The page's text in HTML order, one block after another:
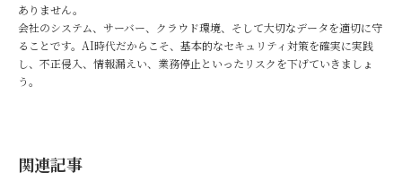
ありません。
会社のシステム、サーバー、クラウド環境、そして大切なデータを適切に守
ることです。AI時代だからこそ、基本的なセキュリティ対策を確実に実践
し、不正侵入、情報漏えい、業務停止といったリスクを下げていきましょ
う。
関連記事